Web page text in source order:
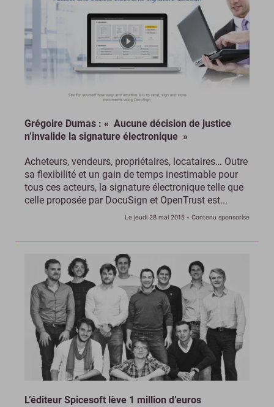
Grégoire Dumas : « Aucune décision de justice
n’invalide la signature électronique »
Acheteurs, vendeurs, propriétaires, locataires… Outre
sa flexibilité et un gain de temps inestimable pour
tous ces acteurs, la signature électronique telle que
celle proposée par DocuSign et OpenTrust est...
Le jeudi 28 mai 2015 - Contenu sponsorisé
L’éditeur Spicesoft lève 1 million d’euros